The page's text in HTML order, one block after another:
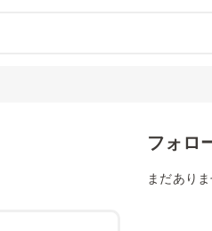
フォロ
まだあり